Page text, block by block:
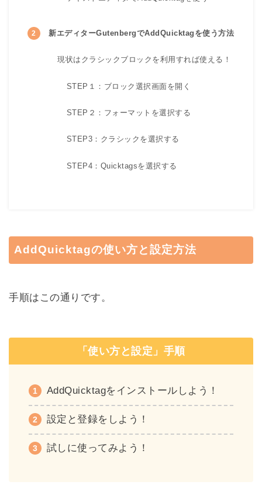
新エディターGutenbergでAddQuicktagを使う方法
現状はクラシックブロックを利用すれば使える！
STEP１：ブロック選択画面を開く
STEP２：フォーマットを選択する
STEP3：クラシックを選択する
STEP4：Quicktagsを選択する
AddQuicktagの使い方と設定方法
手順はこの通りです。
「使い方と設定」手順
AddQuicktagをインストールしよう！
設定と登録をしよう！
試しに使ってみよう！